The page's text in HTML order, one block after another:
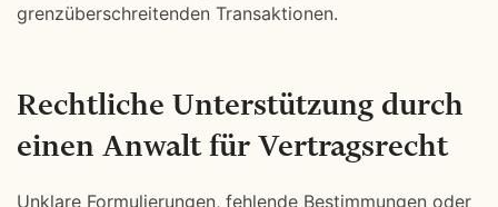
grenzüberschreitenden Transaktionen.
Rechtliche Unterstützung durch
einen Anwalt für Vertragsrecht
Unklare Formulierungen, fehlende Bestimmungen oder